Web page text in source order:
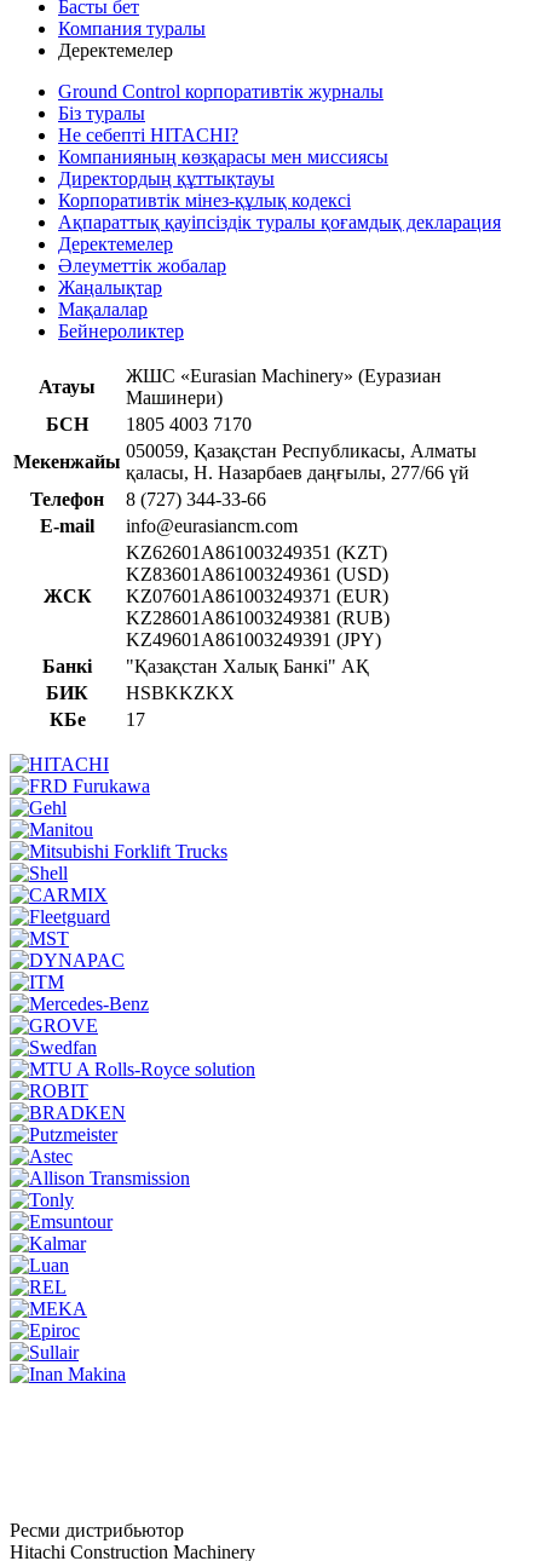
Басты бет
Компания туралы
Деректемелер
Ground Control корпоративтік журналы
Біз туралы
Не себепті HITACHI?
Компанияның көзқарасы мен миссиясы
Директордың құттықтауы
Корпоративтік мінез-құлық кодексі
Ақпараттық қауіпсіздік туралы қоғамдық декларация
Деректемелер
Әлеуметтік жобалар
Жаңалықтар
Мақалалар
Бейнероликтер
Атауы
ЖШС «Eurasian Machinery» (Еуразиан
Машинери)
БСН
1805 4003 7170
Мекенжайы
050059, Қазақстан Республикасы, Алматы
қаласы, Н. Назарбаев даңғылы, 277/66 үй
Телефон
8 (727) 344-33-66
E-mail
info@eurasiancm.com
ЖСК
KZ62601A861003249351 (KZT)
KZ83601A861003249361 (USD)
KZ07601A861003249371 (EUR)
KZ28601A861003249381 (RUB)
KZ49601A861003249391 (JPY)
Банкі
"Қазақстан Халық Банкі" АҚ
БИК
HSBKKZKX
КБе
17
Ресми дистрибьютор
Hitachi Construction Machinery